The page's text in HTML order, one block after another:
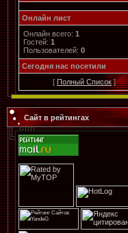
Онлайн лист
Онлайн всего: 1
Гостей: 1
Пользователей: 0
Cегодня нас посетили
[ Полный Список]
Сайт в рейтингах